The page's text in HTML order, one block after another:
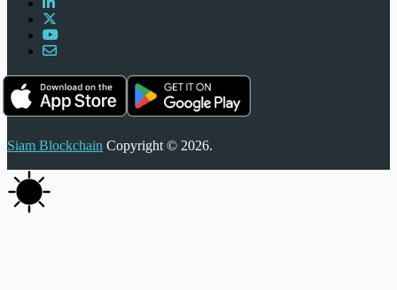
Siam Blockchain Copyright © 2026.